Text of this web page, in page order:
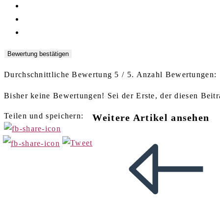
Bewertung bestätigen
Durchschnittliche Bewertung 5 / 5. Anzahl Bewertungen:
Bisher keine Bewertungen! Sei der Erste, der diesen
Teilen und speichern: Weitere Artikel ansehen